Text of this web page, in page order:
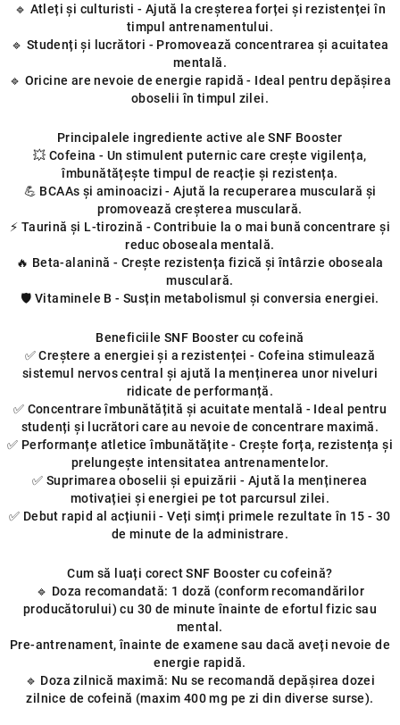
ă
r
i
l
o
r
🔹 Atleți și culturisti - Ajută la creșterea forței și rezistenței în
timpul antrenamentului.
🔹 Studenți și lucrători - Promovează concentrarea și acuitatea
mentală.
🔹 Oricine are nevoie de energie rapidă - Ideal pentru depășirea
oboselii în timpul zilei.
Principalele ingrediente active ale SNF Booster
💥 Cofeina - Un stimulent puternic care crește vigilența,
îmbunătățește timpul de reacție și rezistența.
💪 BCAAs și aminoacizi - Ajută la recuperarea musculară și
promovează creșterea musculară.
⚡ Taurină și L-tirozină - Contribuie la o mai bună concentrare și
reduc oboseala mentală.
🔥 Beta-alanină - Crește rezistența fizică și întârzie oboseala
musculară.
🛡 Vitaminele B - Susțin metabolismul și conversia energiei.
Beneficiile SNF Booster cu cofeină
✅ Creștere a energiei și a rezistenței - Cofeina stimulează
sistemul nervos central și ajută la menținerea unor niveluri
ridicate de performanță.
✅ Concentrare îmbunătățită și acuitate mentală - Ideal pentru
studenți și lucrători care au nevoie de concentrare maximă.
✅ Performanțe atletice îmbunătățite - Crește forța, rezistența și
prelungește intensitatea antrenamentelor.
✅ Suprimarea oboselii și epuizării - Ajută la menținerea
motivației și energiei pe tot parcursul zilei.
✅ Debut rapid al acțiunii - Veți simți primele rezultate în 15 - 30
de minute de la administrare.
Cum să luați corect SNF Booster cu cofeină?
🔹 Doza recomandată: 1 doză (conform recomandărilor
producătorului) cu 30 de minute înainte de efortul fizic sau
mental.
Pre-antrenament, înainte de examene sau dacă aveți nevoie de
energie rapidă.
🔹 Doza zilnică maximă: Nu se recomandă depășirea dozei
zilnice de cofeină (maxim 400 mg pe zi din diverse surse).